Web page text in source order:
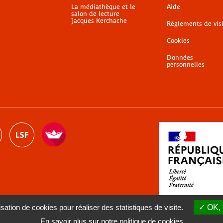
La médiathèque et le
salon de lecture
Jacques Kerchache
Aide
Règlements de
Cookies
Données
personnelles
de cookies pour réaliser des statistiques de visite.
OK,
En savoir plus sur notre politique de cookies